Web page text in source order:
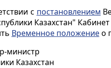
с постановлением
Казахстан"
Временное положениео
министр
Казахстан